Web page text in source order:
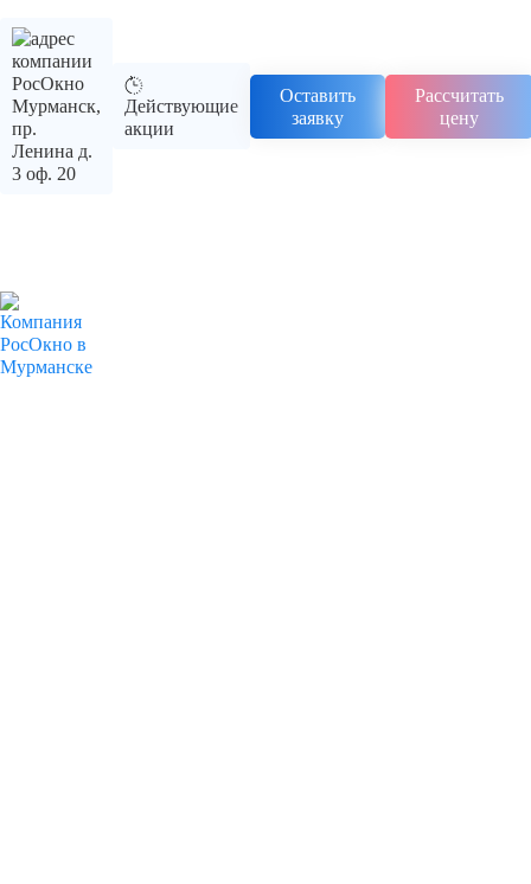
Мурманск,
пр.
Ленина д.
3 оф. 20
Действующие
акции
Оставить
заявку
Рассчитать
цену